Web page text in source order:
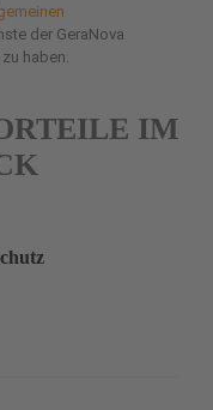
der GeraNova
haben.
IM